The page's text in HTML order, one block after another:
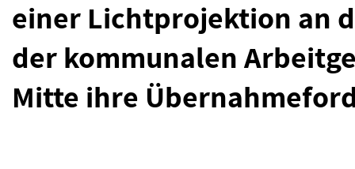
einer Lichtprojektion an
der kommunalen
Mitte ihre